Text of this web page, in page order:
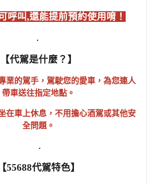
呼叫,還能提前預約使用唷！
.
【代駕是什麼？】
業的駕手，駕駛您的愛車，為您連人
帶車送往指定地點。
在車上休息，不用擔心酒駕或其他安
全問題。
.
【55688代駕特色】